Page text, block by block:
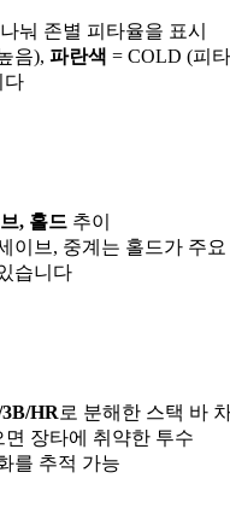
눠 존별 피타율을 표시
음), 파란색 = COLD (피
다
, 홀드 추이
이브, 중계는 홀드가 주요
습니다
HR로 분해한 스택 바
장타에 취약한 투수
를 추적 가능